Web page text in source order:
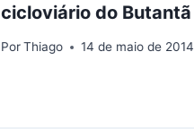
cicloviário do Butantã
PorThiago 14 de maio de 2014